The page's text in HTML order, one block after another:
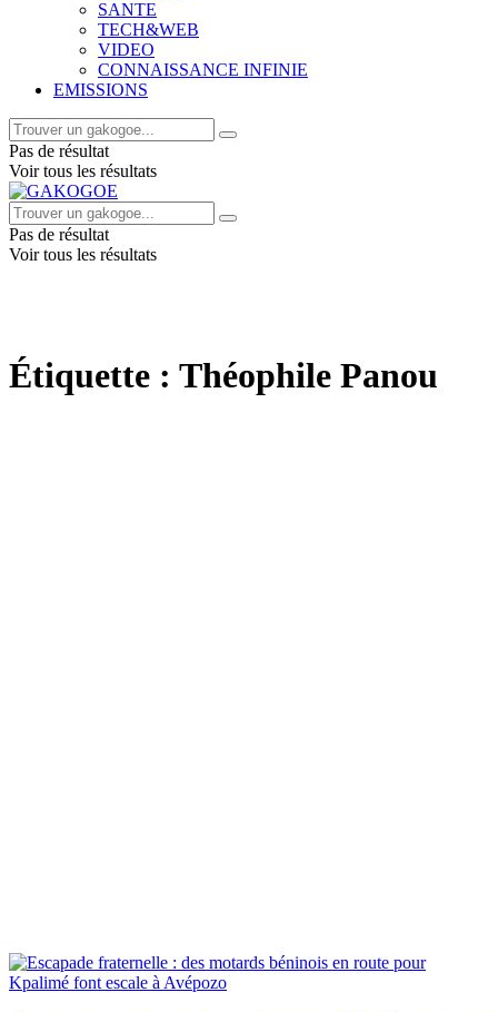
SANTE
TECH&WEB
VIDEO
CONNAISSANCE INFINIE
EMISSIONS
Pas de résultat
Voir tous les résultats
Pas de résultat
Voir tous les résultats
Étiquette : Théophile Panou